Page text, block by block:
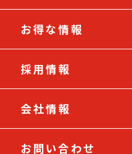
お得な情報
採用情報
会社情報
お問い合わせ